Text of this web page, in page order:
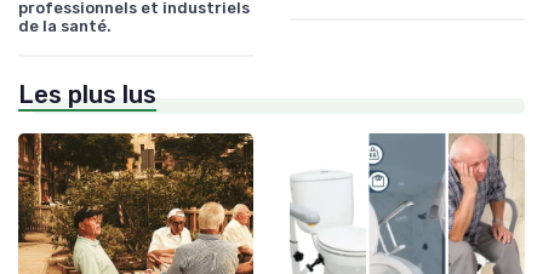
professionnels et industriels
de la santé.
Les plus lus